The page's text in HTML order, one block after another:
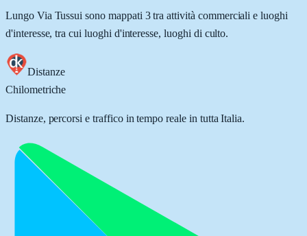
Lungo Via Tussui sono mappati 3 tra attività commerciali e luoghi
d'interesse, tra cui luoghi d'interesse, luoghi di culto.
Distanze
Chilometriche
Distanze, percorsi e traffico in tempo reale in tutta Italia.